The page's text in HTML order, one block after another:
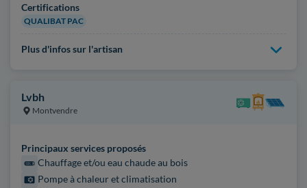
Certifications
QUALIBAT PAC
Plus d'infos sur l'artisan
Lvbh
Montvendre
Principaux services proposés
Chauffage et/ou eau chaude au bois
Pompe à chaleur et climatisation